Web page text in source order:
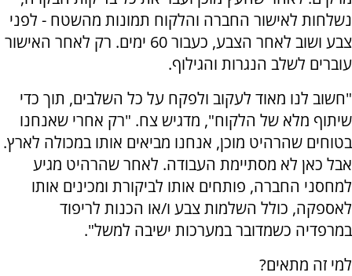
נשלחות לאישור החברה והלקוח תמונות מהשטח - לפני
צבע ושוב לאחר הצבע, כעבור 60 ימים. רק לאחר האישור
עוברים לשלב הנגרות והגילוף.
"חשוב לנו מאוד לעקוב ולפקח על כל השלבים, תוך כדי
שיתוף מלא של הלקוח", מדגיש צח. "רק אחרי שאנחנו
בטוחים שהרהיט מוכן, אנחנו מביאים אותו במכולה לארץ.
אבל כאן לא מסתיימת העבודה. לאחר שהרהיט מגיע
למחסני החברה, פותחים אותו לביקורת ומכינים אותו
לאספקה, כולל השלמות צבע ו/או הכנות לריפוד
במרפדיה כשמדובר במערכות ישיבה למשל".
למי זה מתאים?